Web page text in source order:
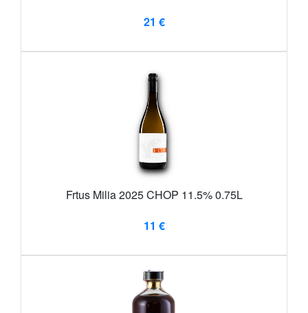
21 €
Frtus Milia 2025 CHOP 11.5% 0.75L
11 €